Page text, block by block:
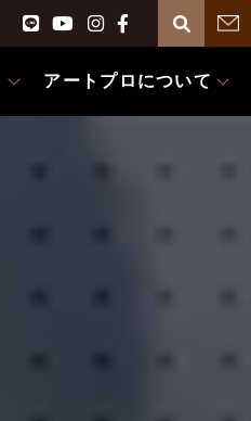
アートプロについて